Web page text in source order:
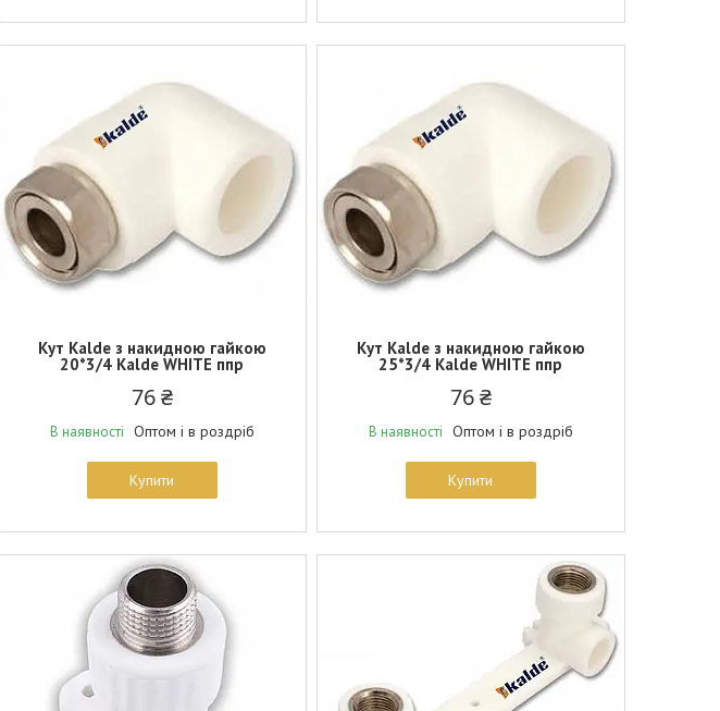
Кут Kalde з накидною гайкою
20*3/4 Kalde WHITE ппр
76 ₴
В наявності Оптом і в роздріб
Купити
Кут Kalde з накидною гайкою
25*3/4 Kalde WHITE ппр
76 ₴
В наявності Оптом і в роздріб
Купити